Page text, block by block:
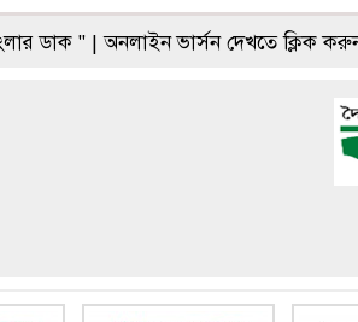
ডাক " | অনলাইন ভার্সন দেখতে ক্লিক